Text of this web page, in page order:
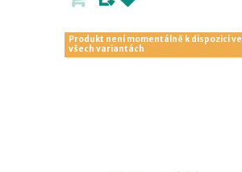
Produkt není momentálně k dispozici ve
všech variantách